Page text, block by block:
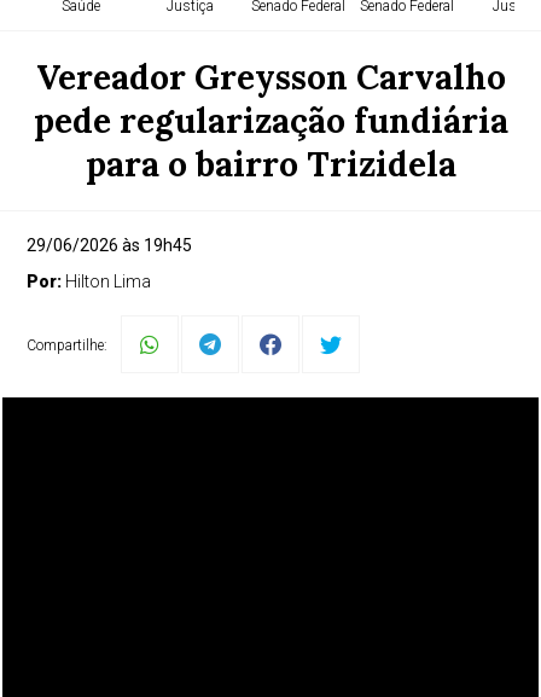
Saúde Justiça Senado Federal Senado Federal Justiça
Vereador Greysson Carvalho
pede regularização fundiária
para o bairro Trizidela
29/06/2026 às 19h45
Por: Hilton Lima
Compartilhe: